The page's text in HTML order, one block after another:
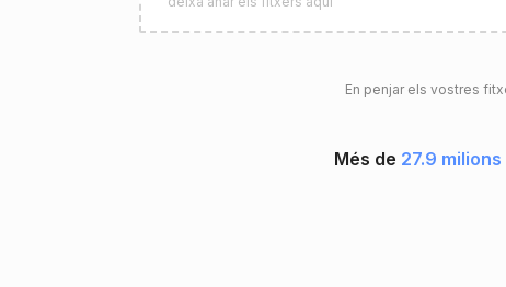
En penjar els vostres
Més de 27.9 milions